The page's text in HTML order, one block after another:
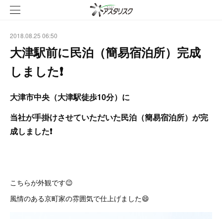
2018.08.25 06:50
大津駅前に民泊（簡易宿泊所）完成
しました❗
大津市中央（大津駅徒歩10分）に
当社が手掛けさせていただいた民泊（簡易宿泊所）が完
成しました❗
こちらが外観です😉
風情のある京町家の雰囲気で仕上げました😄